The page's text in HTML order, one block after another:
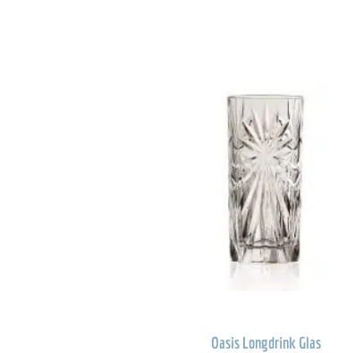
Oasis Longdrink Glas